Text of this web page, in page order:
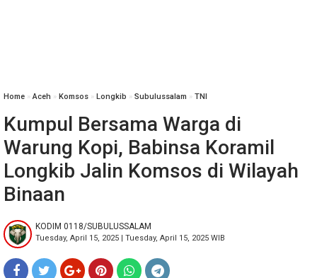
Home »Aceh » Komsos » Longkib » Subulussalam » TNI
Kumpul Bersama Warga di
Warung Kopi, Babinsa Koramil
Longkib Jalin Komsos di Wilayah
Binaan
KODIM 0118/SUBULUSSALAM
Tuesday, April 15, 2025 | Tuesday, April 15, 2025 WIB